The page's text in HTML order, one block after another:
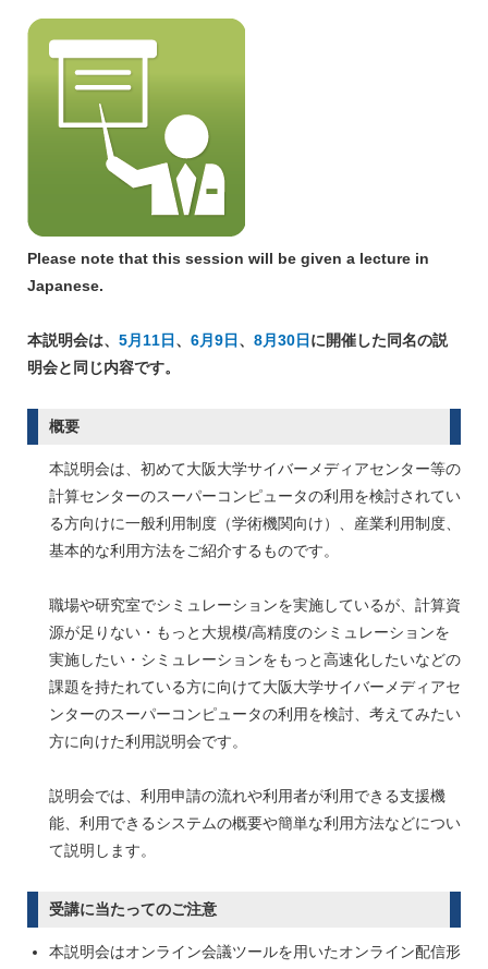
Please note that this session will be given a lecture in
Japanese.
本説明会は、 5月11日 、 6月9日 、 8月30日 に開催した同名の説
明会と同じ内容です。
概要
本説明会は、初めて大阪大学サイバーメディアセンター等の
計算センターのスーパーコンピュータの利用を検討されてい
る方向けに一般利用制度（学術機関向け）、産業利用制度、
基本的な利用方法をご紹介するものです。
職場や研究室でシミュレーションを実施しているが、計算資
源が足りない・もっと大規模/高精度のシミュレーションを
実施したい・シミュレーションをもっと高速化したいなどの
課題を持たれている方に向けて大阪大学サイバーメディアセ
ンターのスーパーコンピュータの利用を検討、考えてみたい
方に向けた利用説明会です。
説明会では、利用申請の流れや利用者が利用できる支援機
能、利用できるシステムの概要や簡単な利用方法などについ
て説明します。
受講に当たってのご注意
本説明会はオンライン会議ツールを用いたオンライン配信形